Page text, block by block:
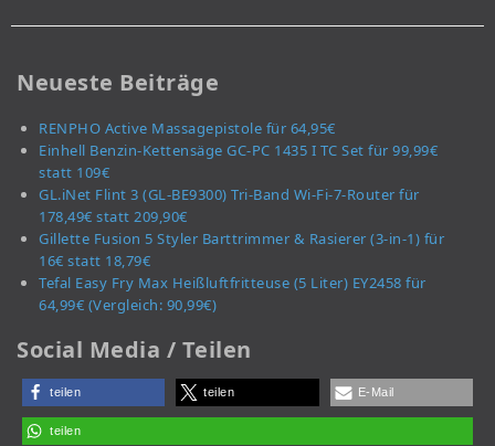
Neueste Beiträge
RENPHO Active Massagepistole für 64,95€
Einhell Benzin-Kettensäge GC-PC 1435 I TC Set für 99,99€
statt 109€
GL.iNet Flint 3 (GL-BE9300) Tri-Band Wi-Fi-7-Router für
178,49€ statt 209,90€
Gillette Fusion 5 Styler Barttrimmer & Rasierer (3-in-1) für
16€ statt 18,79€
Tefal Easy Fry Max Heißluftfritteuse (5 Liter) EY2458 für
64,99€ (Vergleich: 90,99€)
Social Media / Teilen
teilen teilen E-Mail
teilen